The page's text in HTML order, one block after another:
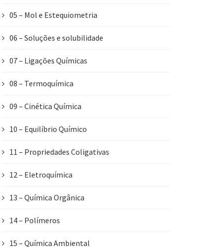
05 – Mol e Estequiometria
06 – Soluções e solubilidade
07 – Ligações Químicas
08 – Termoquímica
09 – Cinética Química
10 – Equilíbrio Químico
11 – Propriedades Coligativas
12 – Eletroquímica
13 – Química Orgânica
14 – Polímeros
15 – Química Ambiental